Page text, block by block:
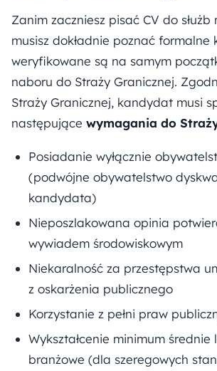
Zanim zaczniesz pisać CV do służb
musisz dokładnie poznać formalne
weryfikowane są na samym
naboru do Straży Granicznej.
Straży Granicznej, kandydat musi
następujące wymagania do
Posiadanie wyłącznie
(podwójne obywatelstwo
kandydata)
Nieposzlakowana opinia
wywiadem środowiskowym
Niekaralność za przestępstwa
z oskarżenia publicznego
Korzystanie z pełni praw
Wykształcenie minimum średnie
branżowe (dla szeregowych